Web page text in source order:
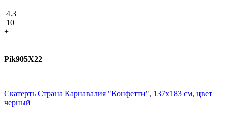
4.3
10
+
Pik905X22
Скатерть Страна Карнавалия "Конфетти", 137х183 см, цвет
черный